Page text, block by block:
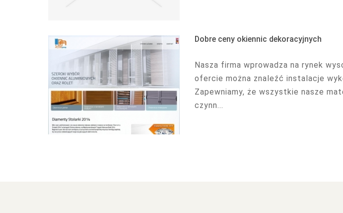
Dobre ceny okiennic dekoracyjnych
Nasza firma wprowadza na rynek
ofercie można znaleźć instalacje
Zapewniamy, że wszystkie nasze
czynn...